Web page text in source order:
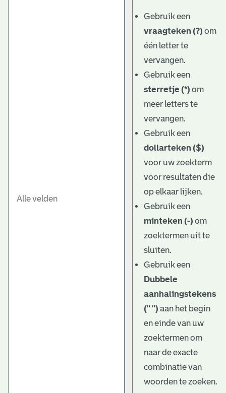
Gebruik een
vraagteken (?) om
één letter te
vervangen.
Gebruik een
sterretje (*) om
meer letters te
vervangen.
Gebruik een
dollarteken ($)
voor uw zoekterm
voor resultaten die
op elkaar lijken.
Gebruik een
minteken (-) om
zoektermen uit te
sluiten.
Gebruik een
Dubbele
aanhalingstekens
(" ") aan het begin
en einde van uw
zoektermen om
naar de exacte
combinatie van
woorden te zoeken.